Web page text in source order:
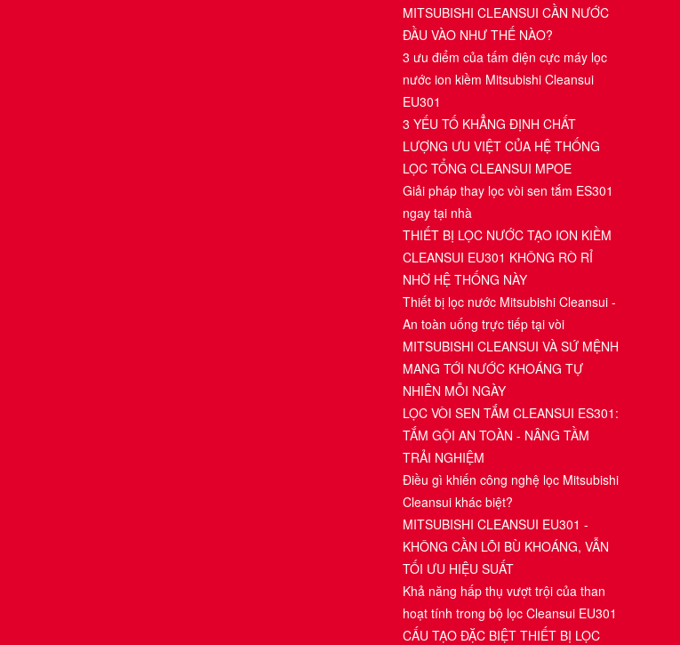
MITSUBISHI CLEANSUI CẦN NƯỚC
ĐẦU VÀO NHƯ THẾ NÀO?
3 ưu điểm của tấm điện cực máy lọc
nước ion kiềm Mitsubishi Cleansui
EU301
3 YẾU TỐ KHẲNG ĐỊNH CHẤT
LƯỢNG ƯU VIỆT CỦA HỆ THỐNG
LỌC TỔNG CLEANSUI MPOE
Giải pháp thay lọc vòi sen tắm ES301
ngay tại nhà
THIẾT BỊ LỌC NƯỚC TẠO ION KIỀM
CLEANSUI EU301 KHÔNG RÒ RỈ
NHỜ HỆ THỐNG NÀY
Thiết bị lọc nước Mitsubishi Cleansui -
An toàn uống trực tiếp tại vòi
MITSUBISHI CLEANSUI VÀ SỨ MỆNH
MANG TỚI NƯỚC KHOÁNG TỰ
NHIÊN MỖI NGÀY
LỌC VÒI SEN TẮM CLEANSUI ES301:
TẮM GỘI AN TOÀN - NÂNG TẦM
TRẢI NGHIỆM
Điều gì khiến công nghệ lọc Mitsubishi
Cleansui khác biệt?
MITSUBISHI CLEANSUI EU301 -
KHÔNG CẦN LÕI BÙ KHOÁNG, VẪN
TỐI ƯU HIỆU SUẤT
Khả năng hấp thụ vượt trội của than
hoạt tính trong bộ lọc Cleansui EU301
CẤU TẠO ĐẶC BIỆT THIẾT BỊ LỌC